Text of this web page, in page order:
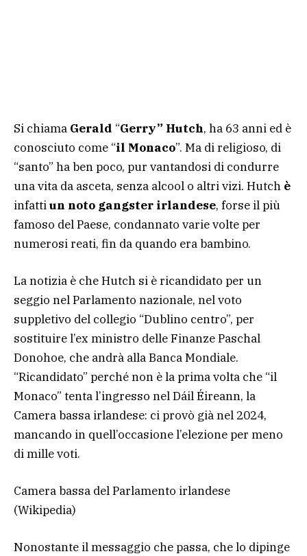
Si chiama Gerald “Gerry” Hutch, ha 63 anni ed è
conosciuto come “il Monaco”. Ma di religioso, di
“santo” ha ben poco, pur vantandosi di condurre
una vita da asceta, senza alcool o altri vizi. Hutch è
infattiun noto gangster irlandese, forse il più
famoso del Paese, condannato varie volte per
numerosi reati, fin da quando era bambino.
La notizia è che Hutch si è ricandidato per un
seggio nel Parlamento nazionale, nel voto
suppletivo del collegio “Dublino centro”, per
sostituire l’ex ministro delle Finanze Paschal
Donohoe, che andrà alla Banca Mondiale.
“Ricandidato” perché non è la prima volta che “il
Monaco” tenta l’ingresso nel Dáil Éireann, la
Camera bassa irlandese: ci provò già nel 2024,
mancando in quell’occasione l’elezione per meno
di mille voti.
Camera bassa del Parlamento irlandese
(Wikipedia)
Nonostante il messaggio che passa, che lo dipinge